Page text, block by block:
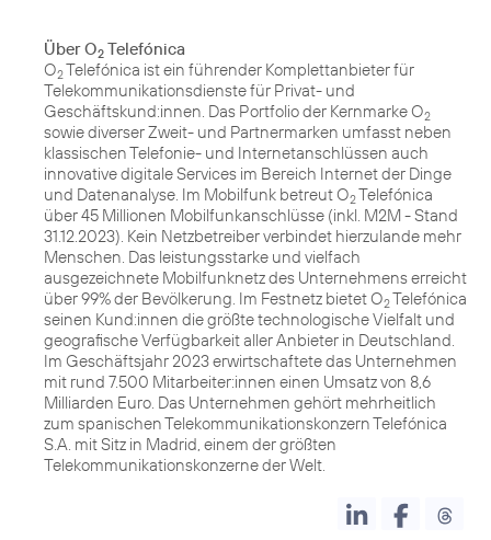
Über O2 Telefónica
O2Telefónica ist ein führender Komplettanbieter für
Telekommunikationsdienste für Privat- und
Geschäftskund:innen. Das Portfolio der Kernmarke O2
sowie diverser Zweit- und Partnermarken umfasst neben
klassischen Telefonie- und Internetanschlüssen auch
innovative digitale Services im Bereich Internet der Dinge
und Datenanalyse. Im Mobilfunk betreut O2Telefónica
über 45 Millionen Mobilfunkanschlüsse (inkl. M2M - Stand
31.12.2023). Kein Netzbetreiber verbindet hierzulande mehr
Menschen. Das leistungsstarke und vielfach
ausgezeichnete Mobilfunknetz des Unternehmens erreicht
über 99% der Bevölkerung. Im Festnetz bietet O2Telefónica
seinen Kund:innen die größte technologische Vielfalt und
geografische Verfügbarkeit aller Anbieter in Deutschland.
Im Geschäftsjahr 2023 erwirtschaftete das Unternehmen
mit rund 7.500 Mitarbeiter:innen einen Umsatz von 8,6
Milliarden Euro. Das Unternehmen gehört mehrheitlich
zum spanischen Telekommunikationskonzern Telefónica
S.A. mit Sitz in Madrid, einem der größten
Telekommunikationskonzerne der Welt.